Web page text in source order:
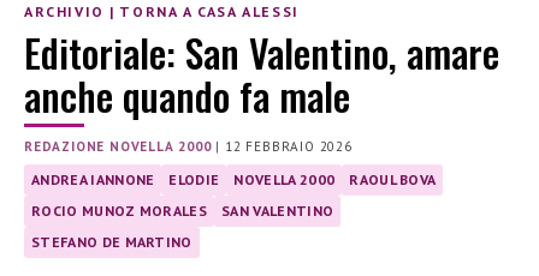
ARCHIVIO | TORNA A CASA ALESSI
Editoriale: San Valentino, amare
anche quando fa male
REDAZIONE NOVELLA 2000| 12 FEBBRAIO 2026
ANDREA IANNONE ELODIE NOVELLA 2000
RAOUL BOVA
ROCIO MUNOZ MORALES
SAN VALENTINO
STEFANO DE MARTINO